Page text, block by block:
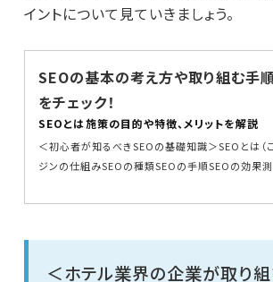
イントについて見ていきましょう。
SEOの基本の考え方や取り組む手
をチェック！
SEOとは――施策の目的や特徴、メリットを解説
＜初心者が知るべきSEOの基礎知識＞SEOとは（
ジンの仕組みSEOの種類SEOの手順SEOの効果
＜ホテル業界の企業が取り